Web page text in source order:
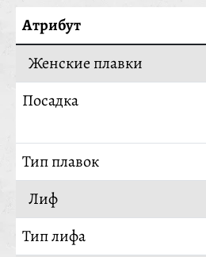
Атрибут
Женские плавки
Посадка
Тип плавок
Лиф
Тип лифа